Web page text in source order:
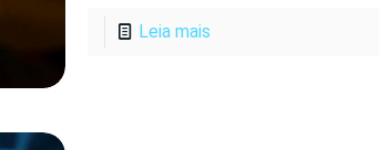
Leia mais